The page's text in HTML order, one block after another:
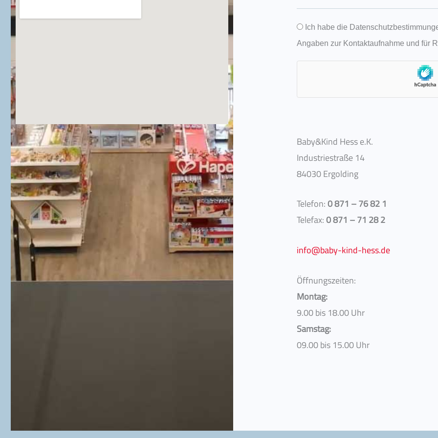
i
l
r
e
N
c
h
t
I
h
r
h
r
i
h
t
Ich habe die
Angaben zur Kontaktaufnahme und für
Baby&Kind Hess e.K.
Industriestraße 14
84030 Ergolding
Telefon:0 871 – 76 82 1
Telefax:0 871 – 71 28 2
info@baby-kind-hess.de
Öffnungszeiten:
Montag:
9.00 bis 18.00 Uhr
Samstag:
09.00 bis 15.00 Uhr